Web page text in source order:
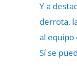
Y a
derrota,
al equipo
Sí se